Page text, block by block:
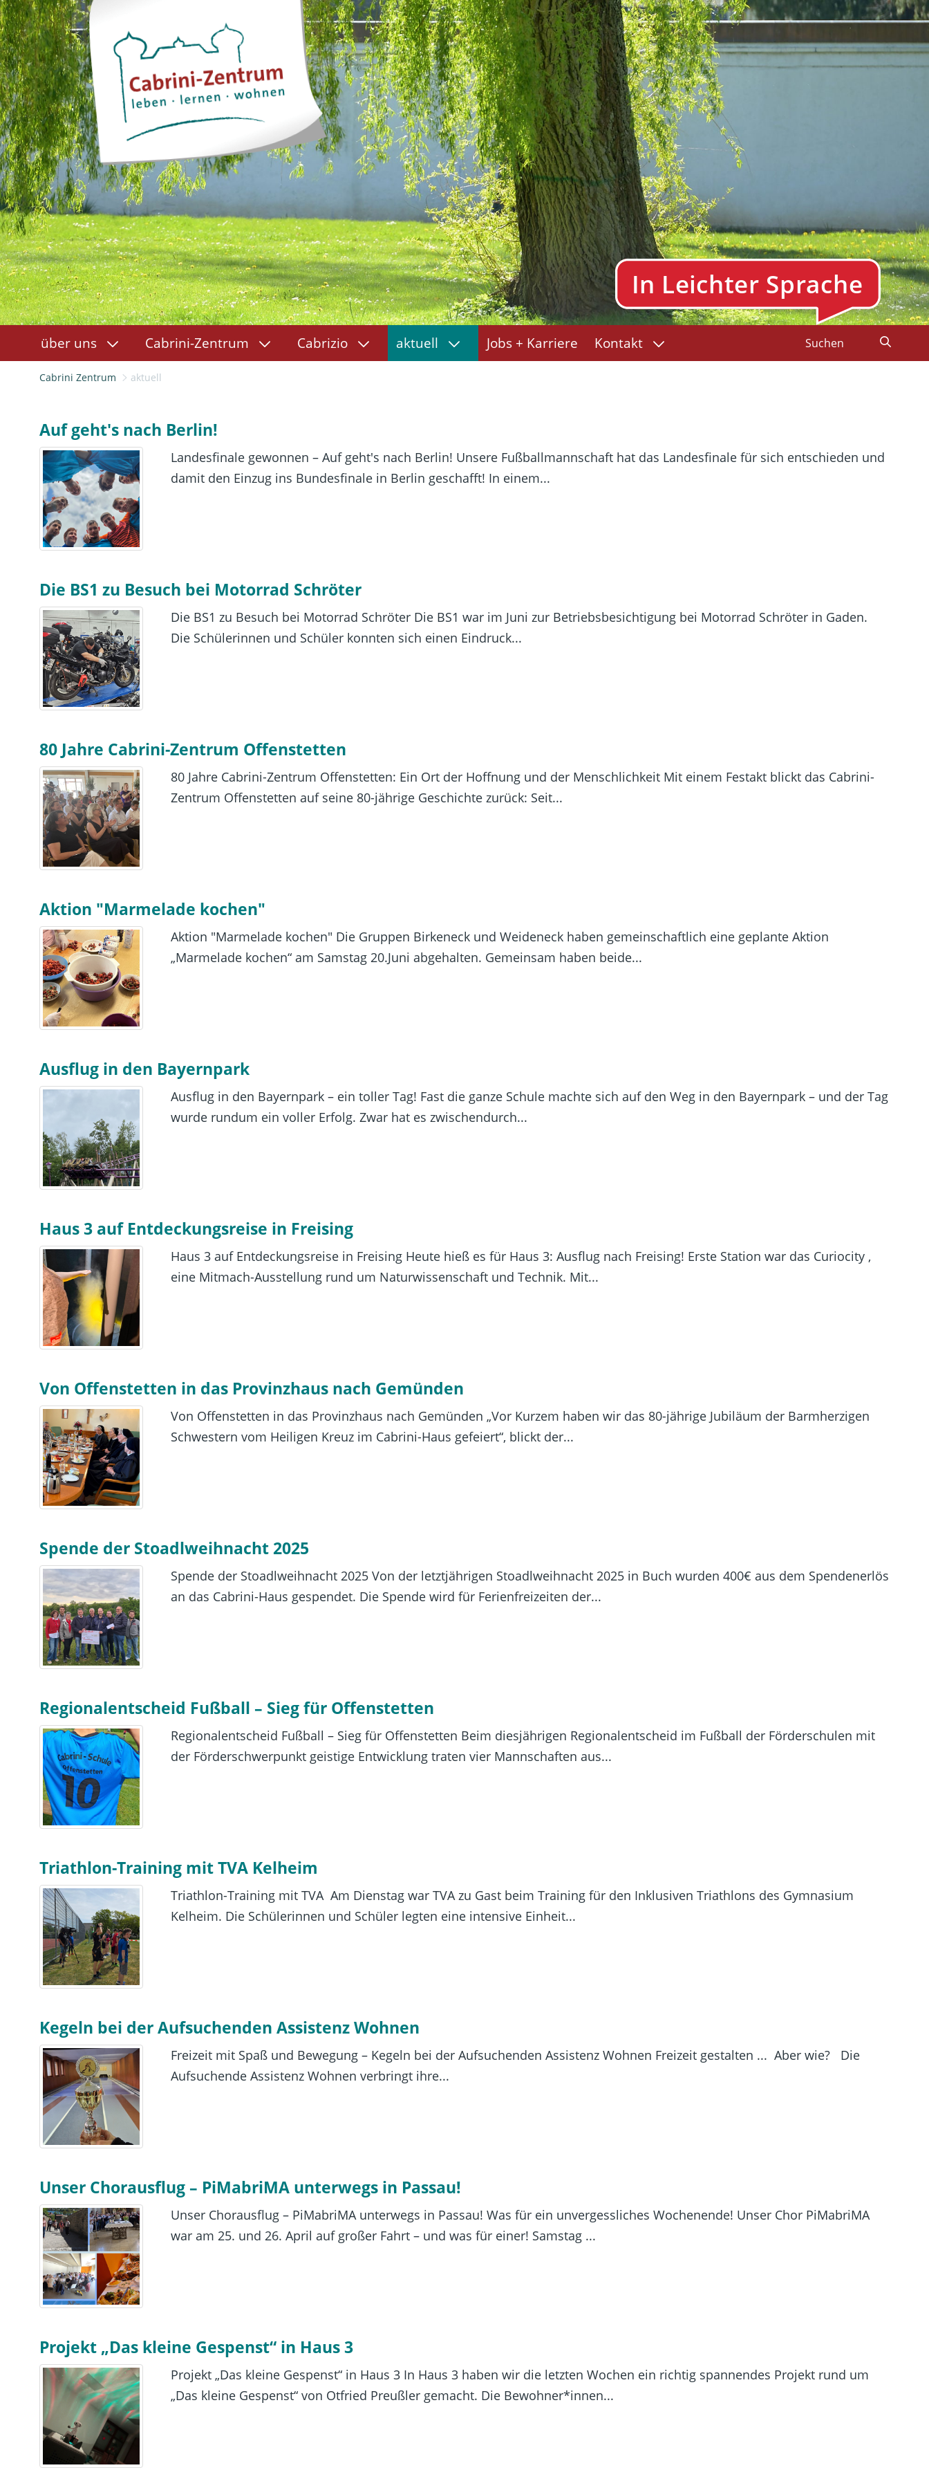
über uns Cabrini-Zentrum Cabrizio aktuell Jobs + Karriere Kontakt
Cabrini Zentrum aktuell
Auf geht's nach Berlin!
Landesfinale gewonnen – Auf geht's nach Berlin! Unsere Fußballmannschaft hat das Landesfinale für sich entschieden und
damit den Einzug ins Bundesfinale in Berlin geschafft! In einem...
Die BS1 zu Besuch bei Motorrad Schröter
Die BS1 zu Besuch bei Motorrad Schröter Die BS1 war im Juni zur Betriebsbesichtigung bei Motorrad Schröter in Gaden.
Die Schülerinnen und Schüler konnten sich einen Eindruck...
80 Jahre Cabrini-Zentrum Offenstetten
80 Jahre Cabrini-Zentrum Offenstetten: Ein Ort der Hoffnung und der Menschlichkeit Mit einem Festakt blickt das Cabrini-
Zentrum Offenstetten auf seine 80-jährige Geschichte zurück: Seit...
Aktion "Marmelade kochen"
Aktion "Marmelade kochen" Die Gruppen Birkeneck und Weideneck haben gemeinschaftlich eine geplante Aktion
„Marmelade kochen“ am Samstag 20.Juni abgehalten. Gemeinsam haben beide...
Ausflug in den Bayernpark
Ausflug in den Bayernpark – ein toller Tag! Fast die ganze Schule machte sich auf den Weg in den Bayernpark – und der Tag
wurde rundum ein voller Erfolg. Zwar hat es zwischendurch...
Haus 3 auf Entdeckungsreise in Freising
Haus 3 auf Entdeckungsreise in Freising Heute hieß es für Haus 3: Ausflug nach Freising! Erste Station war das Curiocity ,
eine Mitmach-Ausstellung rund um Naturwissenschaft und Technik. Mit...
Von Offenstetten in das Provinzhaus nach Gemünden
Von Offenstetten in das Provinzhaus nach Gemünden „Vor Kurzem haben wir das 80-jährige Jubiläum der Barmherzigen
Schwestern vom Heiligen Kreuz im Cabrini-Haus gefeiert“, blickt der...
Spende der Stoadlweihnacht 2025
Spende der Stoadlweihnacht 2025 Von der letztjährigen Stoadlweihnacht 2025 in Buch wurden 400€ aus dem Spendenerlös
an das Cabrini-Haus gespendet. Die Spende wird für Ferienfreizeiten der...
Regionalentscheid Fußball – Sieg für Offenstetten
Regionalentscheid Fußball – Sieg für Offenstetten Beim diesjährigen Regionalentscheid im Fußball der Förderschulen mit
der Förderschwerpunkt geistige Entwicklung traten vier Mannschaften aus...
Triathlon-Training mit TVA Kelheim
Triathlon-Training mit TVA Am Dienstag war TVA zu Gast beim Training für den Inklusiven Triathlons des Gymnasium
Kelheim. Die Schülerinnen und Schüler legten eine intensive Einheit...
Kegeln bei der Aufsuchenden Assistenz Wohnen
Freizeit mit Spaß und Bewegung – Kegeln bei der Aufsuchenden Assistenz Wohnen Freizeit gestalten ... Aber wie? Die
Aufsuchende Assistenz Wohnen verbringt ihre...
Unser Chorausflug – PiMabriMA unterwegs in Passau!
Unser Chorausflug – PiMabriMA unterwegs in Passau! Was für ein unvergessliches Wochenende! Unser Chor PiMabriMA
war am 25. und 26. April auf großer Fahrt – und was für einer! Samstag ...
Projekt „Das kleine Gespenst“ in Haus 3
Projekt „Das kleine Gespenst“ in Haus 3 In Haus 3 haben wir die letzten Wochen ein richtig spannendes Projekt rund um
„Das kleine Gespenst“ von Otfried Preußler gemacht. Die Bewohner*innen...